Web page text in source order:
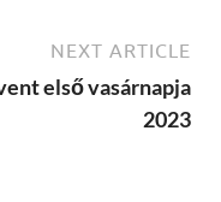
NEXT ARTICLE
első vasárnapja
2023